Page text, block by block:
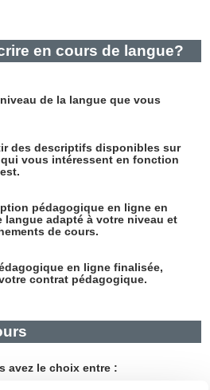
en cours de langue?
de la langue que vous
des descriptifs disponibles sur
vous intéressent en fonction
pédagogique en ligne en
adapté à votre niveau et
de cours.
en ligne finalisée,
contrat pédagogique.
avez le choix entre :